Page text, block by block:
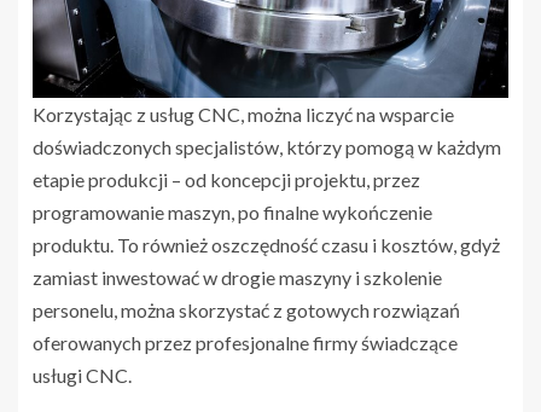
Korzystając z usług CNC, można liczyć na wsparcie
doświadczonych specjalistów, którzy pomogą w każdym
etapie produkcji – od koncepcji projektu, przez
programowanie maszyn, po finalne wykończenie
produktu. To również oszczędność czasu i kosztów, gdyż
zamiast inwestować w drogie maszyny i szkolenie
personelu, można skorzystać z gotowych rozwiązań
oferowanych przez profesjonalne firmy świadczące
usługi CNC.